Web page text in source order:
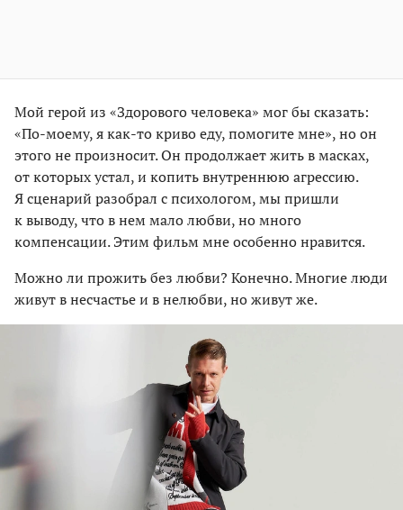
Мой герой из «Здорового человека» мог бы сказать:
«По-моему, я как-то криво еду, помогите мне», но он
этого не произносит. Он продолжает жить в масках,
от которых устал, и копить внутреннюю агрессию.
Я сценарий разобрал с психологом, мы пришли
к выводу, что в нем мало любви, но много
компенсации. Этим фильм мне особенно нравится.
Можно ли прожить без любви? Конечно. Многие люди
живут в несчастье и в нелюбви, но живут же.